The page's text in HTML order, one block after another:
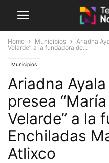
Home Municipios
Ariadna
Velarde” a la fundadora de...
Municipios
Ariadna
presea
Velarde” a la
Enchiladas
Atlixco